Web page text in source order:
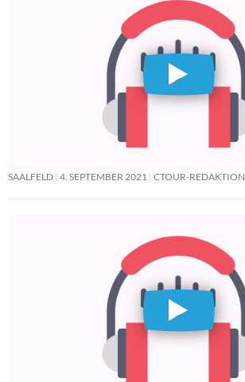
SAALFELD 4. SEPTEMBER 2021 CTOUR-REDAKTION